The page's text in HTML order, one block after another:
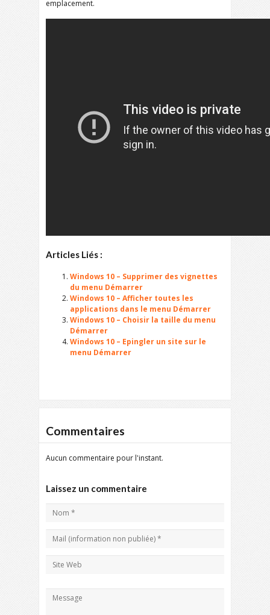
emplacement.
Articles Liés :
Windows 10 – Supprimer des vignettes
du menu Démarrer
Windows 10 – Afficher toutes les
applications dans le menu Démarrer
Windows 10 – Choisir la taille du menu
Démarrer
Windows 10 – Epingler un site sur le
menu Démarrer
Commentaires
Aucun commentaire pour l'instant.
Laissez un commentaire